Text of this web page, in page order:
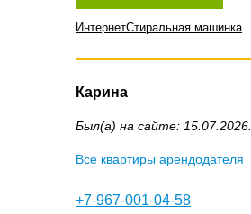
ИнтернетСтиральная машинка
Карина
Был(а) на сайте: 15.07.2026.
Все квартиры арендодателя
+7-967-001-04-58